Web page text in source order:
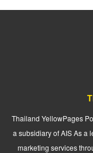
Thailand YellowPages
a subsidiary of AIS As a
marketing services